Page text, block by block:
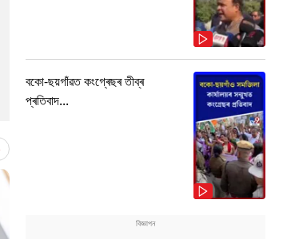
বকো-ছয়গাঁৱত কংগ্ৰেছৰ তীব্ৰ
প্ৰতিবাদ...